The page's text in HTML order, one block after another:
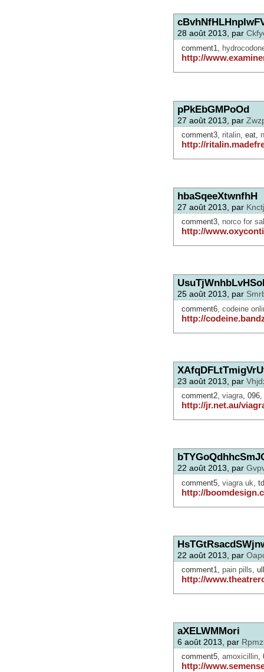
28 août 2013, par
comment1,
http://
pPkEbGMPoOd
27 août 2013, par
comment3, ritalin, eat,
http://
hbaSqeeXtwnfhH
27 août 2013, par
comment3, norco for
http://
25 août 2013, par
comment6, codeine
http://
23 août 2013, par
comment2, viagra, 096,
http://jr.net.au/
22 août 2013, par
comment5, viagra uk ,
http://
22 août 2013, par
comment1, pain pills ,
http://
aXELWMMori
6 août 2013, par
comment5, amoxicillin,
http://